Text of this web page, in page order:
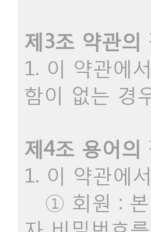
제3조 약관의
1. 이 약관에
함이 없는 경
제4조 용어의
1. 이 약관에
① 회원 : 본